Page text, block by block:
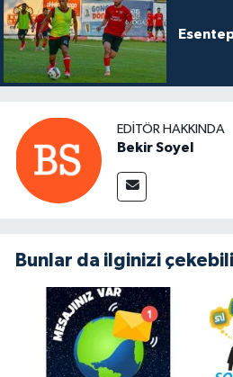
EDITÖR HAKKINDA
Bekir Soyel
Bunlar da ilginizi